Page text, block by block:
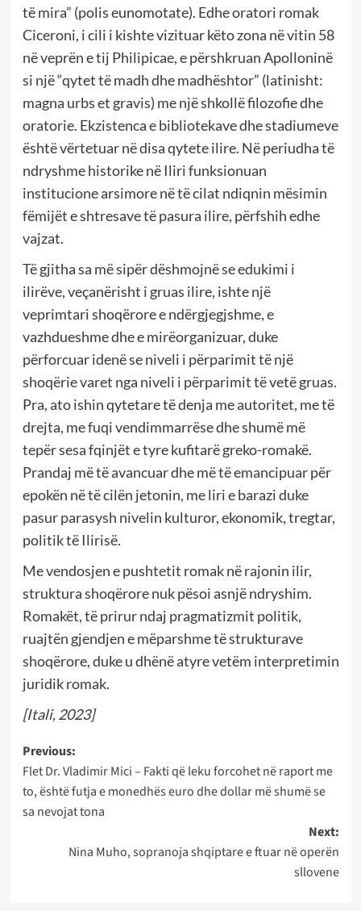
të mira” (polis eunomotate). Edhe oratori romak
Ciceroni, i cili i kishte vizituar këto zona në vitin 58
në veprën e tij Philipicae, e përshkruan Apolloninë
si një “qytet të madh dhe madhështor” (latinisht:
magna urbs et gravis) me një shkollë filozofie dhe
oratorie. Ekzistenca e bibliotekave dhe stadiumeve
është vërtetuar në disa qytete ilire. Në periudha të
ndryshme historike në Iliri funksionuan
institucione arsimore në të cilat ndiqnin mësimin
fëmijët e shtresave të pasura ilire, përfshih edhe
vajzat.
Të gjitha sa më sipër dëshmojnë se edukimi i
ilirëve, veçanërisht i gruas ilire, ishte një
veprimtari shoqërore e ndërgjegjshme, e
vazhdueshme dhe e mirëorganizuar, duke
përforcuar idenë se niveli i përparimit të një
shoqërie varet nga niveli i përparimit të vetë gruas.
Pra, ato ishin qytetare të denja me autoritet, me të
drejta, me fuqi vendimmarrëse dhe shumë më
tepër sesa fqinjët e tyre kufitarë greko-romakë.
Prandaj më të avancuar dhe më të emancipuar për
epokën në të cilën jetonin, me liri e barazi duke
pasur parasysh nivelin kulturor, ekonomik, tregtar,
politik të Ilirisë.
Me vendosjen e pushtetit romak në rajonin ilir,
struktura shoqërore nuk pësoi asnjë ndryshim.
Romakët, të prirur ndaj pragmatizmit politik,
ruajtën gjendjen e mëparshme të strukturave
shoqërore, duke u dhënë atyre vetëm interpretimin
juridik romak.
[Itali, 2023]
Post
navigation
Previous:
Flet Dr. Vladimir Mici – Fakti që leku forcohet në raport me
to, është futja e monedhës euro dhe dollar më shumë se
sa nevojat tona
Next:
Nina Muho, sopranoja shqiptare e ftuar në operën
sllovene